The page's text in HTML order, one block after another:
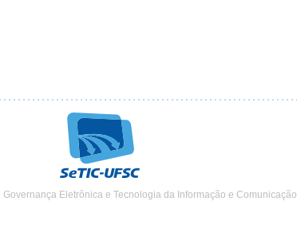
Eletrônica e Tecnologia da Informação e Comunicação